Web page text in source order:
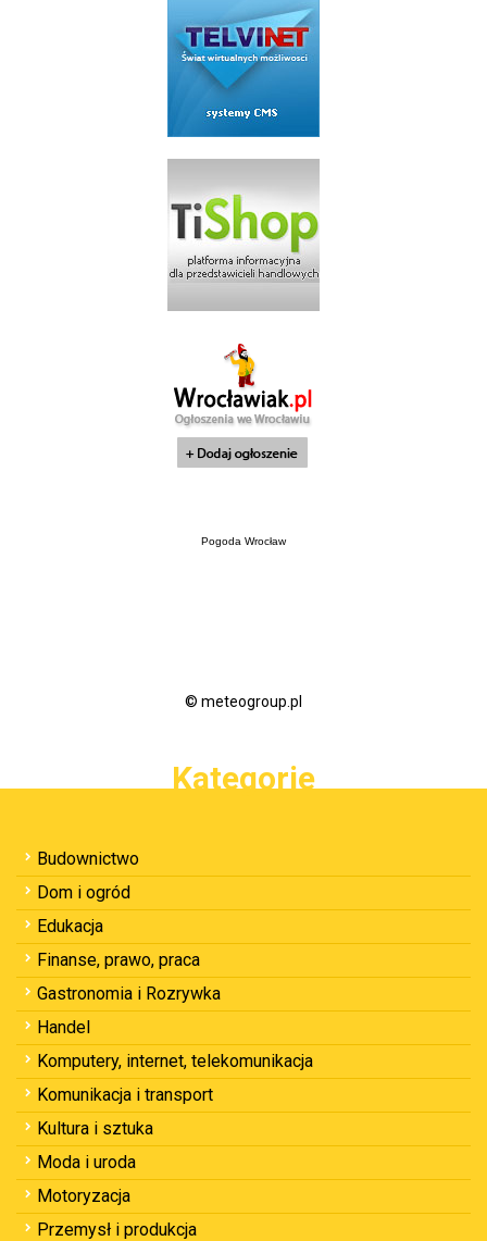
Pogoda Wrocław
© meteogroup.pl
Kategorie
Budownictwo
Dom i ogród
Edukacja
Finanse, prawo, praca
Gastronomia i Rozrywka
Handel
Komputery, internet, telekomunikacja
Komunikacja i transport
Kultura i sztuka
Moda i uroda
Motoryzacja
Przemysł i produkcja